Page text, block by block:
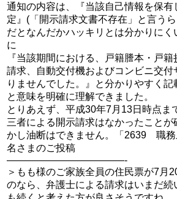
通知の内容は、『当該自己情報を保有
定』(「開示請求文書不存在」と言う
だとなんだかハッキリとは分かりにく
に
『当該期間における、戸籍謄本・戸
請求、自動交付機およびコンビニ交付
りませんでした。』と分かりやすく記
と意味を明確に理解できました。
とりあえず、平成30年7月13日時点ま
三者による開示請求はなかったことが
かし油断はできません。「2639 職
名さまのご投稿
————————————-
＞もも様のご家族全員の住民票が7月
のなら、弁護士による請求はいまだ続